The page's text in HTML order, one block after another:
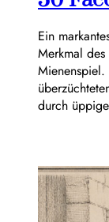
Ein
Merkmal
durch